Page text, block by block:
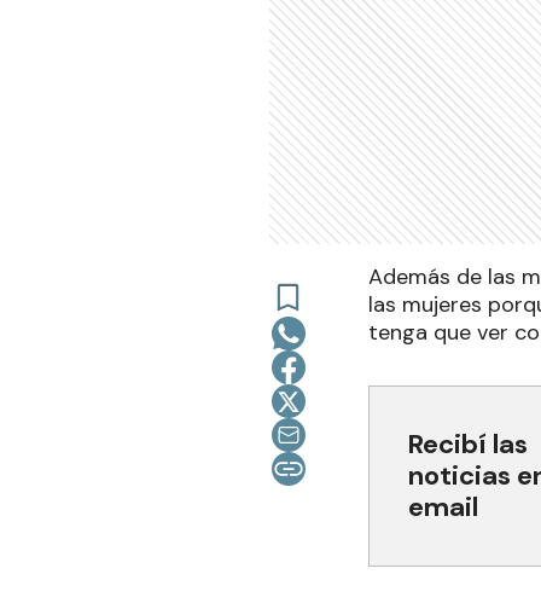
Además de las
las mujeres
tenga que ver
Recibí las
noticias
email